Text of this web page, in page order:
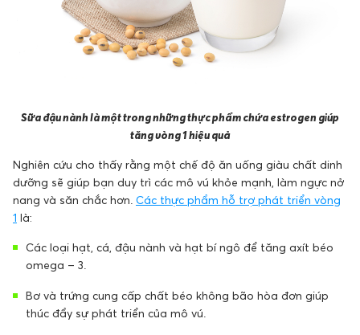
Sữa đậu nành là một trong những thực phẩm chứa estrogen giúp
tăng vòng 1 hiệu quả
Nghiên cứu cho thấy rằng một chế độ ăn uống giàu chất dinh
dưỡng sẽ giúp bạn duy trì các mô vú khỏe mạnh, làm ngực nở
nang và săn chắc hơn. Các thực phẩm hỗ trợ phát triển vòng
1 là:
Các loại hạt, cá, đậu nành và hạt bí ngô để tăng axít béo
omega – 3.
Bơ và trứng cung cấp chất béo không bão hòa đơn giúp
thúc đẩy sự phát triển của mô vú.